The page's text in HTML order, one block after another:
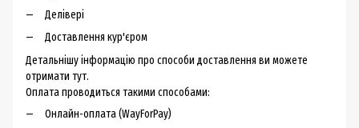
Делівері
Доставлення кур'єром
Детальнішу інформацію про способи доставлення ви можете
отримати тут.
Оплата проводиться такими способами:
Онлайн-оплата (WayForPay)